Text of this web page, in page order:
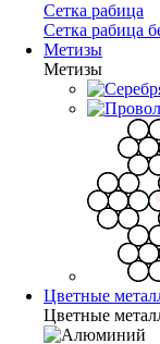
Сетка рабица
Сетка рабица
Метизы
Метизы
Цветные
Цветные